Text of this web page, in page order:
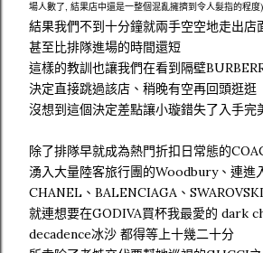
場人數了, 結果店中還是一整個混亂擁擠到令人髮指的程度)
結果我們不到十分鐘就兩手空空地走出店
甚至比排隊進場的時間還短
這樣的教訓也讓我們在看到隔壁
決定直接跳過該店、稍晚有空再回頭逛逛
沒想到這個決定差點讓小璇錯失了入手完
除了排隊早就成為熱門折扣日常態的
湧入大量陸客旅行團的Woodbury、連進
CHANEL、BALENCIAGA、
就連想要在GODIVA買杯我最愛的 dark
decadence冰沙 都得等上十幾二十分